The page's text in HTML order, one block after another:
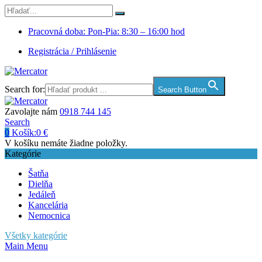
Pracovná doba: Pon-Pia: 8:30 – 16:00 hod
Registrácia / Prihlásenie
Search for: Search Button
Zavolajte nám 0918 744 145
Search
0 Košík:0 €
V košíku nemáte žiadne položky.
Kategórie
Šatňa
Dielňa
Jedáleň
Kancelária
Nemocnica
Všetky kategórie
Main Menu